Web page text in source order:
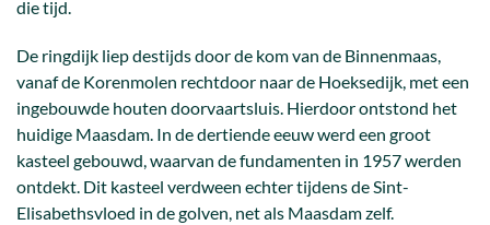
die tijd.
De ringdijk liep destijds door de kom van de Binnenmaas,
vanaf de Korenmolen rechtdoor naar de Hoeksedijk, met een
ingebouwde houten doorvaartsluis. Hierdoor ontstond het
huidige Maasdam. In de dertiende eeuw werd een groot
kasteel gebouwd, waarvan de fundamenten in 1957 werden
ontdekt. Dit kasteel verdween echter tijdens de Sint-
Elisabethsvloed in de golven, net als Maasdam zelf.